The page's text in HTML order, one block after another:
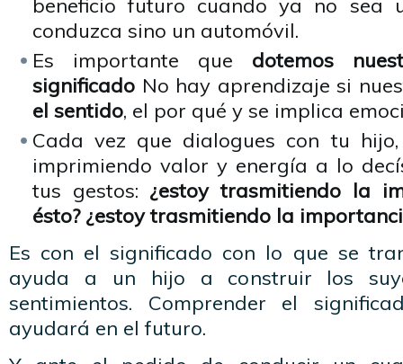
beneficio futuro cuando ya no sea
conduzca sino un automóvil.
Es importante que dotemos
significado No hay aprendizaje si
el sentido, el por qué y se implica
Cada vez que dialogues con tu
imprimiendo valor y energía a lo
tus gestos: ¿estoy trasmitiendo la
ésto? ¿estoy trasmitiendo la
Es con el significado con lo que se
ayuda a un hijo a construir los
sentimientos. Comprender el
ayudará en el futuro.